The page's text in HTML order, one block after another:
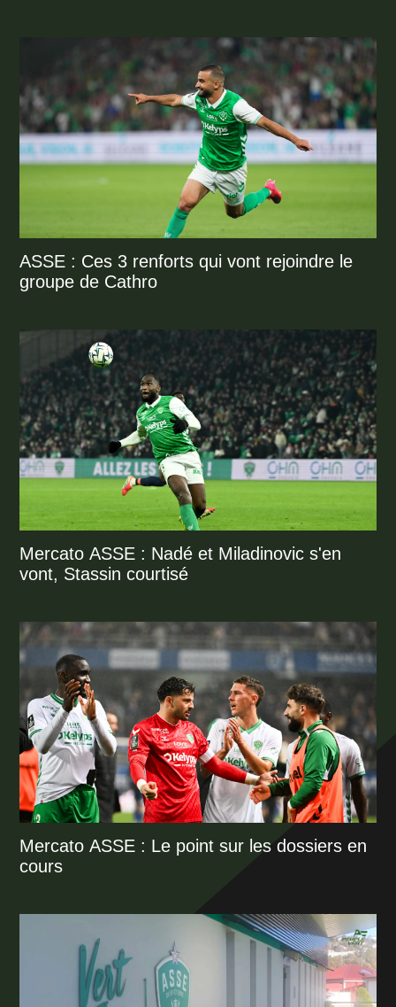
ASSE : Ces 3 renforts qui vont rejoindre le
groupe de Cathro
Mercato ASSE : Nadé et Miladinovic s'en
vont, Stassin courtisé
Mercato ASSE : Le point sur les dossiers en
cours